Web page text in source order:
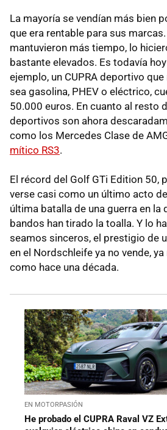
La mayoría se vendían más bien
que era rentable para sus
mantuvieron más tiempo, lo
bastante elevados. Es todavía
ejemplo, un CUPRA deportivo
sea gasolina, PHEV o eléctrico,
50.000 euros. En cuanto al resto
deportivos son ahora
como los Mercedes Clase de
mítico RS3.
El récord del Golf GTi Edition 50,
verse casi como un último acto
última batalla de una guerra en la
bandos han tirado la toalla. Y lo
seamos sinceros, el prestigio de
en el Nordschleife ya no vende,
como hace una década.
EN MOTORPASIÓN
He probado el CUPRA Raval VZ